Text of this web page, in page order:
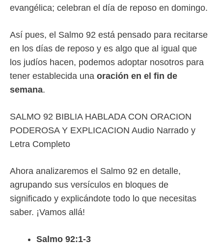
evangélica; celebran el día de reposo en domingo.
Así pues, el Salmo 92 está pensado para recitarse
en los días de reposo y es algo que al igual que
los judíos hacen, podemos adoptar nosotros para
tener establecida una oración en el fin de
semana.
SALMO 92 BIBLIA HABLADA CON ORACION
PODEROSA Y EXPLICACION Audio Narrado y
Letra Completo
Ahora analizaremos el Salmo 92 en detalle,
agrupando sus versículos en bloques de
significado y explicándote todo lo que necesitas
saber. ¡Vamos allá!
Salmo 92:1-3